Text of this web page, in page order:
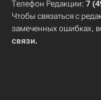
Телефон Редакции: 7
Чтобы связаться с
замеченных ошибках,
связи.